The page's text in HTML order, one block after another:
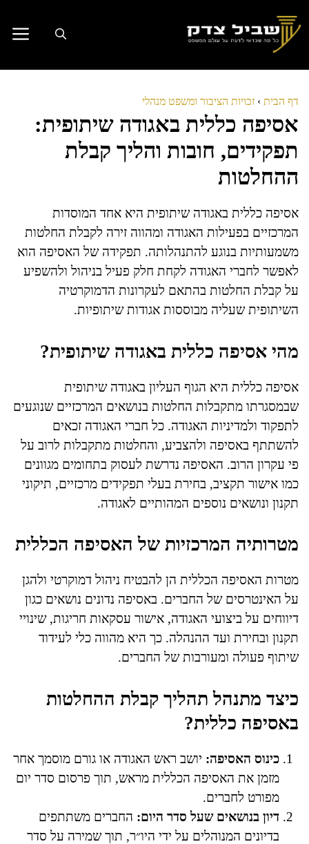
לתוכן
דף הבית › זכויות הציבור ומשפט מנהלי
אסיפה כללית באגודה שיתופית:
תפקידים, חובות והליך קבלת
ההחלטות
אסיפה כללית באגודה שיתופית היא אחד המוסדות
המרכזיים בפעילות האגודה ומהווה זירה לקבלת החלטות
משמעותיות בנוגע להתנהלותה. תפקידה של האסיפה הוא
לאפשר לחברי האגודה לקחת חלק פעיל בניהול ולהשפיע
על קבלת החלטות בהתאם לעקרונות הדמוקרטיה
השיתופית שעליה מבוססות אגודות שיתופיות.
מהי אסיפה כללית באגודה שיתופית?
אסיפה כללית היא הגוף העליון באגודה שיתופית
שבמסגרתו מתקבלות החלטות בנושאים המרכזיים שנוגעים
לתפקוד ולמדיניות האגודה. כל חברי האגודה זכאים
להשתתף באסיפה ולהצביע, והחלטות מתקבלות לרוב על
פי עקרון הרוב. האסיפה נדרשת לעסוק בתחומים מגוונים
כמו אישור תקציב, בחירת בעלי תפקידים מרכזיים, תיקוני
תקנון ונושאים נוספים המהותיים לאגודה.
מטרותיה המרכזיות של האסיפה הכללית
מטרות האסיפה הכללית הן להבטיח ניהול דמוקרטי ולהגן
על האינטרסים של החברים. באסיפה נדונים נושאים כגון
דיווחים על ביצועי האגודה, אישור עסקאות חריגות, שינויי
תקנון ובחירת ועד ההנהלה. כך היא מהווה כלי לעידוד
שיתוף פעולה ומעורבות של החברים.
כיצד מתנהל תהליך קבלת ההחלטות
באסיפה כללית?
כינוס האסיפה: יושב ראש האגודה או גורם מוסמך אחר
מזמן את האסיפה הכללית מראש, תוך פרסום סדר יום
מפורט לחברים.
דיון בנושאים שעל סדר היום: החברים משתתפים
בדיונים המנוהלים על ידי היו״ר, תוך שמירה על סדר